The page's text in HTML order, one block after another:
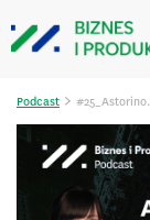
Podcast >